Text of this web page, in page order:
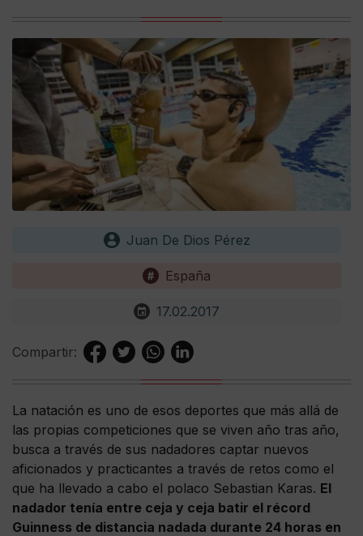
Juan De Dios Pérez
España
17.02.2017
Compartir:
La natación es uno de esos deportes que más allá de
las propias competiciones que se viven año tras año,
busca a través de sus nadadores captar nuevos
aficionados y practicantes a través de retos como el
que ha llevado a cabo el polaco Sebastian Karas. El
nadador tenía entre ceja y ceja batir el récord
Guinness de distancia nadada durante 24 horas en